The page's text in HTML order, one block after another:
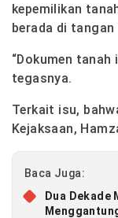
kepemilikan
berada di
“Dokumen tanah
tegasnya.
Terkait isu,
Kejaksaan,
Baca Juga:
Dua Dekade